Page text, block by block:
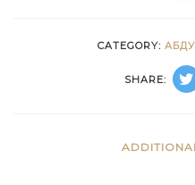
CATEGORY:
SHARE: